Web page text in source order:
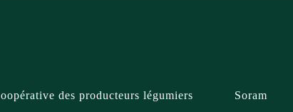
des producteurs légumiers Soram